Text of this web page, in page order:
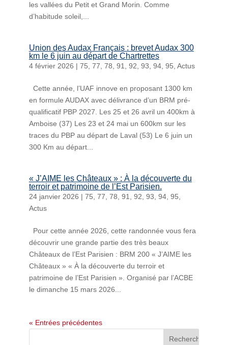
les vallées du Petit et Grand Morin. Comme
d’habitude soleil,...
Union des Audax Français : brevet Audax 300
km le 6 juin au départ de Chartrettes
4 février 2026 | 75 77 78 91 92 93 94, 95 Actus
Cette année, l’UAF innove en proposant 1300 km
en formule AUDAX avec délivrance d’un BRM pré-
qualificatif PBP 2027. Les 25 et 26 avril un 400km à
Amboise (37) Les 23 et 24 mai un 600km sur les
traces du PBP au départ de Laval (53) Le 6 juin un
300 Km au départ...
« J’AIME les Châteaux » : À la découverte du
terroir et patrimoine de l’Est Parisien.
24 janvier 2026 | 75 77 78 91 92 93 94, 95
Actus
Pour cette année 2026, cette randonnée vous fera
découvrir une grande partie des très beaux
Châteaux de l’Est Parisien : BRM 200 « J’AIME les
Châteaux » « À la découverte du terroir et
patrimoine de l’Est Parisien ». Organisé par l’ACBE
le dimanche 15 mars 2026...
« Entrées précédentes